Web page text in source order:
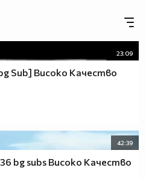
23:09
Sub] Високо Качество
42:39
bg subs Високо Качество